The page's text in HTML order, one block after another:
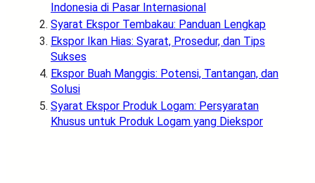
Indonesia di Pasar Internasional
Syarat Ekspor Tembakau: Panduan Lengkap
Ekspor Ikan Hias: Syarat, Prosedur, dan Tips
Sukses
Ekspor Buah Manggis: Potensi, Tantangan, dan
Solusi
Syarat Ekspor Produk Logam: Persyaratan
Khusus untuk Produk Logam yang Diekspor